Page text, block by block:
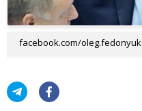
facebook.com/oleg.fedonyuk